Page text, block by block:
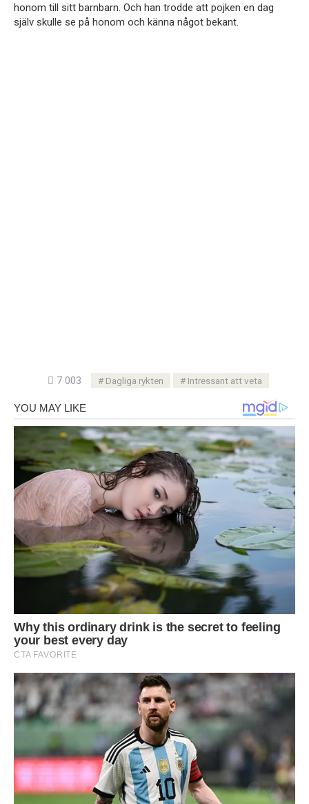
honom till sitt barnbarn. Och han trodde att pojken en dag
själv skulle se på honom och känna något bekant.
7 003 Dagliga rykten Intressant att veta